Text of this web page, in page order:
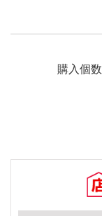
購入個数